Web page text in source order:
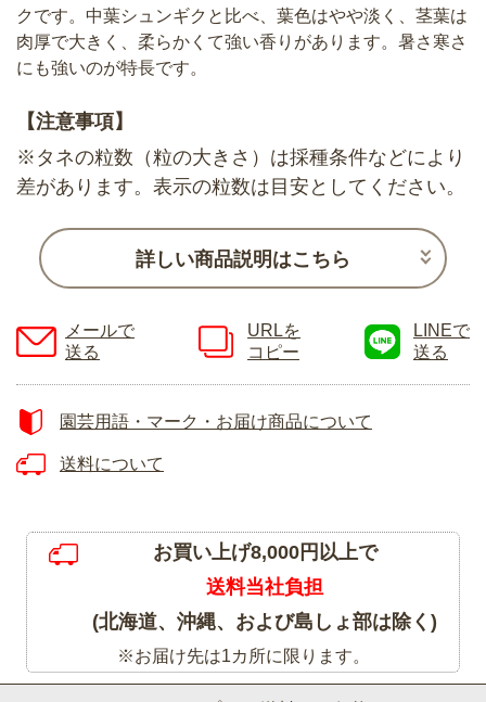
クです。中葉シュンギクと比べ、葉色はやや淡く、茎葉は
肉厚で大きく、柔らかくて強い香りがあります。暑さ寒さ
にも強いのが特長です。
【注意事項】
※タネの粒数（粒の大きさ）は採種条件などにより
差があります。表示の粒数は目安としてください。
詳しい商品説明はこちら
メールで
送る
URLを
コピー
LINEで
送る
園芸用語・マーク・お届け商品について
送料について
お買い上げ8,000円以上で
送料当社負担
(北海道、沖縄、および島しょ部は除く)
※お届け先は1カ所に限ります。